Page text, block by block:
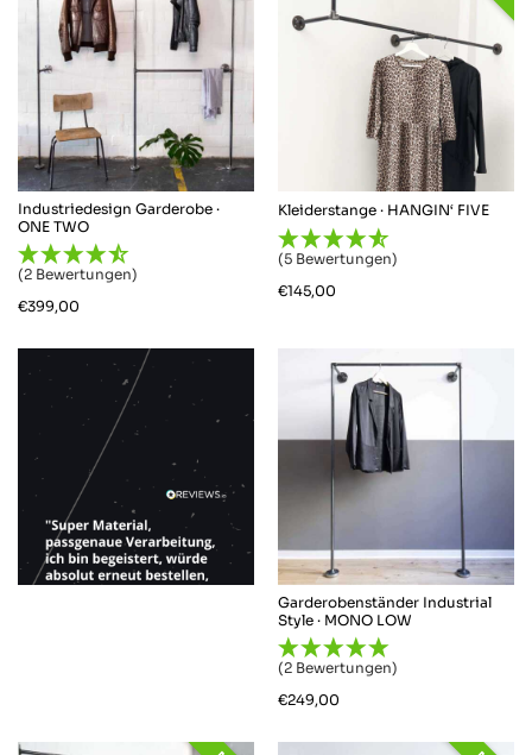
Industriedesign Garderobe ·
ONE TWO
(2 Bewertungen)
€399,00
Kleiderstange · HANGIN‘ FIVE
(5 Bewertungen)
€145,00
Garderobenständer Industrial
Style · MONO LOW
(2 Bewertungen)
€249,00